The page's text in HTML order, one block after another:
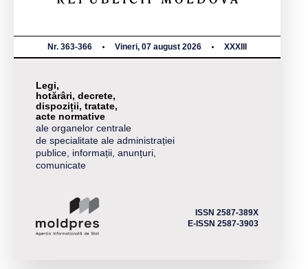
Nr. 363-366 Vineri, 07 august 2026 XXXIII
Legi,
hotărâri, decrete,
dispoziții, tratate,
acte normative
ale organelor centrale
de specialitate ale administrației
publice, informații, anunțuri,
comunicate
ISSN 2587-389X
E-ISSN 2587-3903